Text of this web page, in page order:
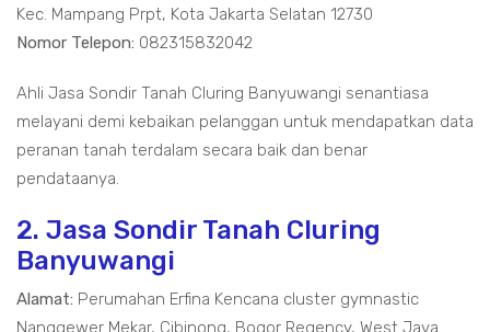
Kec. Mampang Prpt, Kota Jakarta Selatan 12730
Nomor Telepon: 082315832042
Ahli Jasa Sondir Tanah Cluring Banyuwangi senantiasa
melayani demi kebaikan pelanggan untuk mendapatkan data
peranan tanah terdalam secara baik dan benar
pendataanya.
2. Jasa Sondir Tanah Cluring
Banyuwangi
Alamat: Perumahan Erfina Kencana cluster gymnastic
Nanggewer Mekar, Cibinong, Bogor Regency, West Java